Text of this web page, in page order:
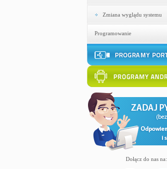
Zmiana wyglądu systemu
Programowanie
Dołącz do nas na: